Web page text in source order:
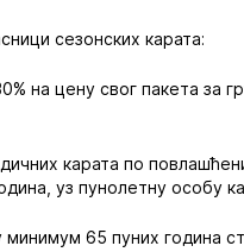
сезонских карата:
на цену свог пакета за
карата по
уз пунолетну особу
минимум 65 пуних година